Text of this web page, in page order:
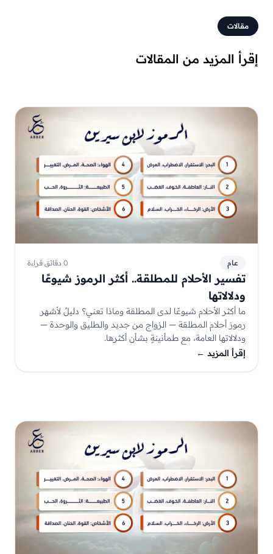
مقالات
إقرأ المزيد من المقالات
عام 0 دقائق قراءة
تفسير الأحلام للمطلقة.. أكثر الرموز شيوعًا
ودلالاتها
ما أكثر الأحلام شيوعًا لدى المطلقة وماذا تعني؟ دليلٌ لأشهر
رموز أحلام المطلقة — الزواج من جديد والطليق والوحدة —
ودلالاتها العامة، مع طمأنينةٍ بشأن أكثرها.
إقرأ المزيد ←